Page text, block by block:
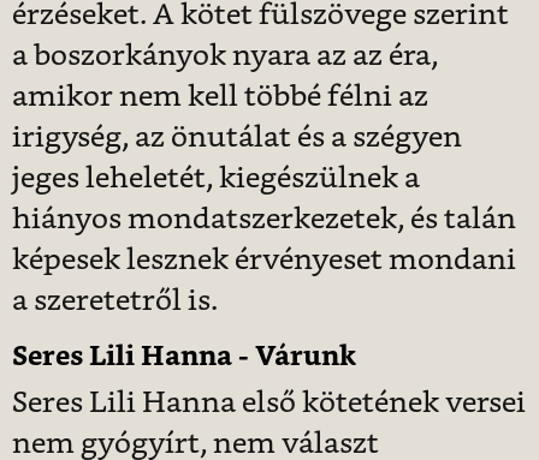
érzéseket. A kötet fülszövege szerint
a boszorkányok nyara az az éra,
amikor nem kell többé félni az
irigység, az önutálat és a szégyen
jeges leheletét, kiegészülnek a
hiányos mondatszerkezetek, és talán
képesek lesznek érvényeset mondani
a szeretetről is.
Seres Lili Hanna - Várunk
Seres Lili Hanna első kötetének versei
nem gyógyírt, nem választ